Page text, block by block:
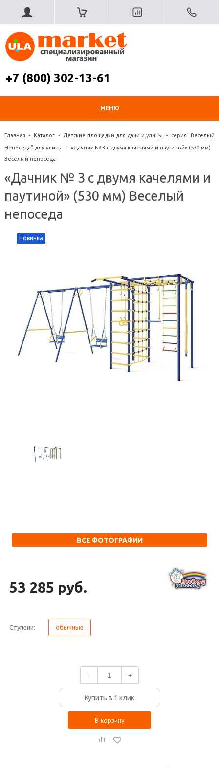
+7 (800) 302-13-61
МЕНЮ
Главная - Каталог - Детские площадки для дачи и улицы - серия "Веселый
Непоседа" для улицы - «Дачник № 3 с двумя качелями и паутиной» (530 мм)
Веселый непоседа
«Дачник № 3 с двумя качелями и
паутиной» (530 мм) Веселый
непоседа
Новинка
ВСЕ ФОТОГРАФИИ
53 285 руб.
Ступени: обычные
- +
Купить в 1 клик
В корзину